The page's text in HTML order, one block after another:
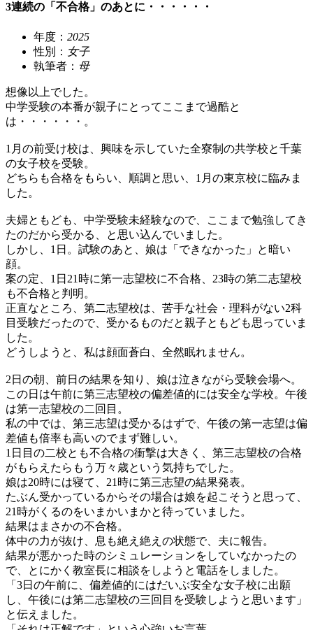
3連続の「不合格」のあとに・・・・・・
年度： 2025
性別： 女子
執筆者： 母
想像以上でした。
中学受験の本番が親子にとってここまで過酷と
は・・・・・・。
1月の前受け校は、興味を示していた全寮制の共学校と千葉
の女子校を受験。
どちらも合格をもらい、順調と思い、1月の東京校に臨みま
した。
夫婦ともども、中学受験未経験なので、ここまで勉強してき
たのだから受かる、と思い込んでいました。
しかし、1日。試験のあと、娘は「できなかった」と暗い
顔。
案の定、1日21時に第一志望校に不合格、23時の第二志望校
も不合格と判明。
正直なところ、第二志望校は、苦手な社会・理科がない2科
目受験だったので、受かるものだと親子ともども思っていま
した。
どうしようと、私は顔面蒼白、全然眠れません。
2日の朝、前日の結果を知り、娘は泣きながら受験会場へ。
この日は午前に第三志望校の偏差値的には安全な学校。午後
は第一志望校の二回目。
私の中では、第三志望は受かるはずで、午後の第一志望は偏
差値も倍率も高いのでまず難しい。
1日目の二校とも不合格の衝撃は大きく、第三志望校の合格
がもらえたらもう万々歳という気持ちでした。
娘は20時には寝て、21時に第三志望の結果発表。
たぶん受かっているからその場合は娘を起こそうと思って、
21時がくるのをいまかいまかと待っていました。
結果はまさかの不合格。
体中の力が抜け、息も絶え絶えの状態で、夫に報告。
結果が悪かった時のシミュレーションをしていなかったの
で、とにかく教室長に相談をしようと電話をしました。
「3日の午前に、偏差値的にはだいぶ安全な女子校に出願
し、午後には第二志望校の三回目を受験しようと思います」
と伝えました。